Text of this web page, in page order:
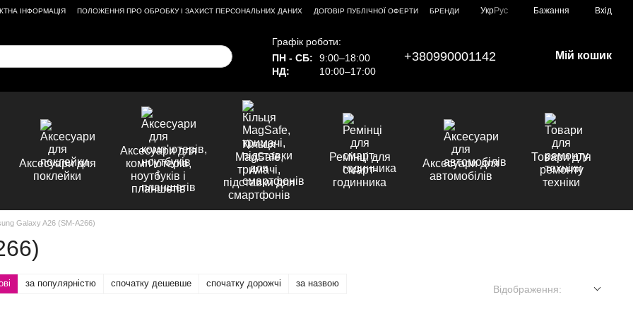
ІНФОРМАЦІЯ ПОЛОЖЕННЯ ПРО ОБРОБКУ І ЗАХИСТ ПЕРСОНАЛЬНИХ ДАНИХ ДОГОВІР ПУБЛІЧНОЇ ОФЕРТИ
БРЕНДИ
УкрРус Бажання Вхід
Графік роботи:
ПН - СБ:
9:00–18:00
НД:
10:00–17:00
+380990001142 Мій кошик
Аксесуари для
поклейки
Аксесуари для
комп'ютерів,
ноутбуків і
планшетів
Кільця
MagSafe,
тримачі,
підставки для
смартфонів
Ремінці для
смарт-
годинника
Аксесуари для
автомобілів
Товари для
ремонту
техніки
Galaxy A26 (SM-A266)
за популярністю спочатку дешевше спочатку дорожчі за назвою
Відображення: